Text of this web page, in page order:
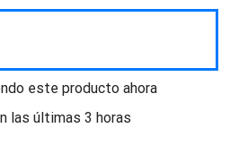
este producto ahora
las últimas 3 horas